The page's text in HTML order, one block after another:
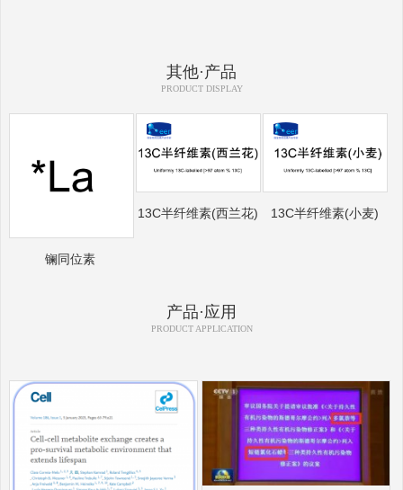
其他·产品
PRODUCT DISPLAY
镧同位素
13C半纤维素(西兰花) 13C半纤维素(小麦)
产品·应用
PRODUCT APPLICATION